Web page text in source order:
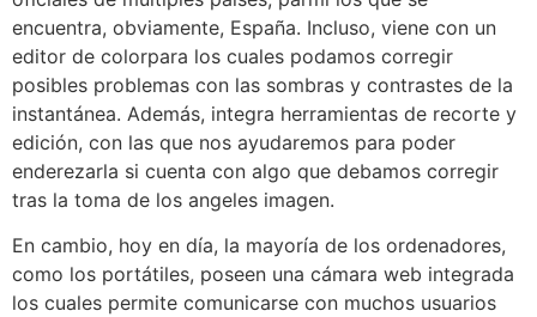
encuentra, obviamente, España. Incluso, viene con un
editor de colorpara los cuales podamos corregir
posibles problemas con las sombras y contrastes de la
instantánea. Además, integra herramientas de recorte y
edición, con las que nos ayudaremos para poder
enderezarla si cuenta con algo que debamos corregir
tras la toma de los angeles imagen.
En cambio, hoy en día, la mayoría de los ordenadores,
como los portátiles, poseen una cámara web integrada
los cuales permite comunicarse con muchos usuarios